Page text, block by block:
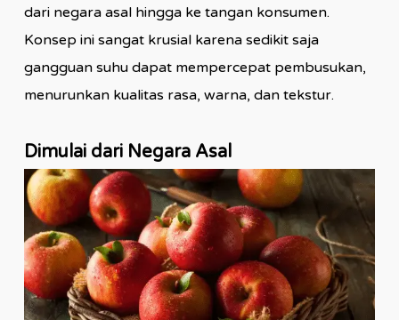
dari negara asal hingga ke tangan konsumen.
Konsep ini sangat krusial karena sedikit saja
gangguan suhu dapat mempercepat pembusukan,
menurunkan kualitas rasa, warna, dan tekstur.
Dimulai dari Negara Asal